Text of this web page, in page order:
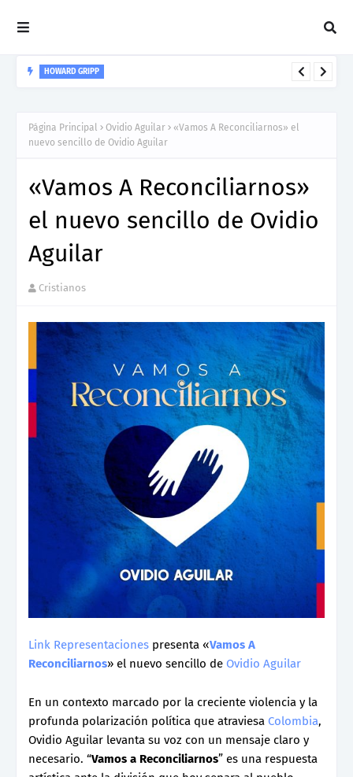
HOWARD GRIPP
Página Principal Ovidio Aguilar
«Vamos A Reconciliarnos» el
nuevo sencillo de Ovidio Aguilar
«Vamos A Reconciliarnos»
el nuevo sencillo de Ovidio
Aguilar
Cristianos
Link Representaciones presenta «Vamos A
Reconciliarnos» el nuevo sencillo de Ovidio Aguilar
En un contexto marcado por la creciente violencia y la
profunda polarización política que atraviesa Colombia,
Ovidio Aguilar levanta su voz con un mensaje claro y
necesario. “Vamos a Reconciliarnos” es una respuesta